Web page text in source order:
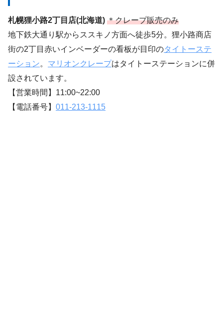
札幌狸小路2丁目店(北海道) ＊クレープ販売のみ
地下鉄大通り駅からススキノ方面へ徒歩5分。狸小路商店
街の2丁目赤いインベーダーの看板が目印のタイトーステ
ーション。 マリオンクレープはタイトーステーションに併
設されています。
【営業時間】11:00~22:00
【電話番号】 011-213-1115